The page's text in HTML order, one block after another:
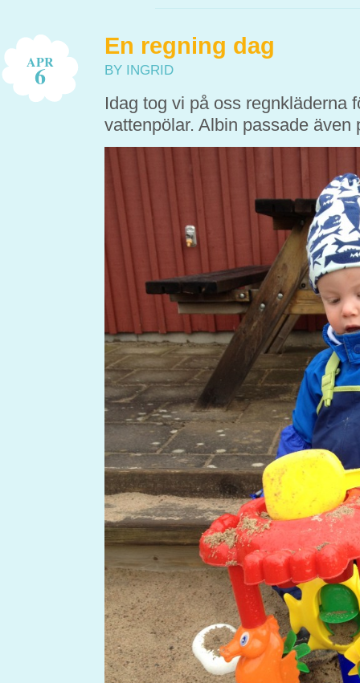
APR
6
En regning dag
BY INGRID
Idag tog vi på oss regnkläderna
vattenpölar. Albin passade även